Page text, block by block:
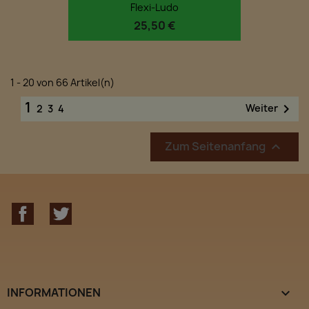
Flexi-Ludo
25,50 €
1 - 20 von 66 Artikel(n)
1 2 3 4 Weiter 
Zum Seitenanfang 
Facebook
INFORMATIONEN 